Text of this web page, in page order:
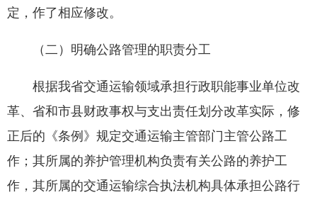
定，作了相应修改。
（二）明确公路管理的职责分工
根据我省交通运输领域承担行政职能事业单位改
革、省和市县财政事权与支出责任划分改革实际，修
正后的《条例》规定交通运输主管部门主管公路工
作；其所属的养护管理机构负责有关公路的养护工
作，其所属的交通运输综合执法机构具体承担公路行